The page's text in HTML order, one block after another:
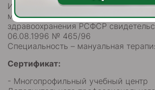
Ивановский Научно-
материнства и детства
здравоохранения РСФСР
06.08.1996 № 465/96
Специальность – мануальная
Сертификат:
- Многопрофильный учебный центр